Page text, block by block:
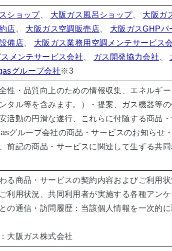
ショップ、 大阪ガス風呂ショップ、 大阪ガ
店
大阪ガス空調販売店 大阪ガスGHPパ
備店
大阪ガス業務用空調メンテサービス
メンテサービス会社 ガス開発協力会社
グループ会社※3
性・品質向上のための情報収集、エネルギ
タル等を含みます。）・提案、ガス機器等
活動の円滑な遂行、これらに付随する商品・
グループ会社の商品・サービスのお知らせ
前記の商品・サービスに関連して生ずる共
る商品・サービスの契約内容およびご利用
利用状況、共同利用者が実施する各種アン
の通信・訪問履歴：当該個人情報を一次的
大阪ガス株式会社